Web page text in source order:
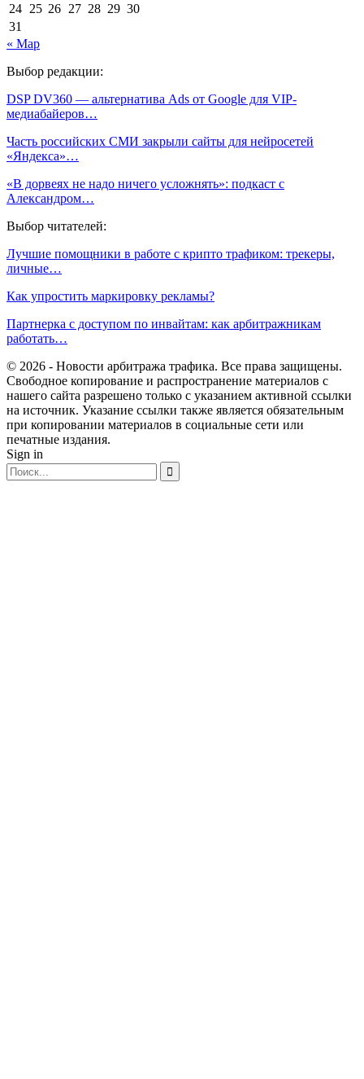
24 25 26 27 28 29 30
31
« Мар
Выбор редакции:
DSP DV360 — альтернатива Ads от Google для VIP-
медиабайеров…
Часть российских СМИ закрыли сайты для нейросетей
«Яндекса»…
«В дорвеях не надо ничего усложнять»: подкаст с
Александром…
Выбор читателей:
Лучшие помощники в работе с крипто трафиком: трекеры,
личные…
Как упростить маркировку рекламы?
Партнерка с доступом по инвайтам: как арбитражникам
работать…
© 2026 - Новости арбитража трафика. Все права защищены.
Свободное копирование и распространение материалов с
нашего сайта разрешено только с указанием активной ссылки
на источник. Указание ссылки также является обязательным
при копировании материалов в социальные сети или
печатные издания.
Sign in